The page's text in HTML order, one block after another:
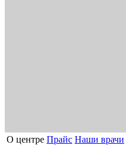
О центре Прайс Наши врачи